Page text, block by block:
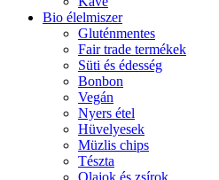
Bio élelmiszer
Gluténmentes
Fair trade termékek
Süti és édesség
Bonbon
Vegán
Nyers étel
Hüvelyesek
Müzlis chips
Tészta